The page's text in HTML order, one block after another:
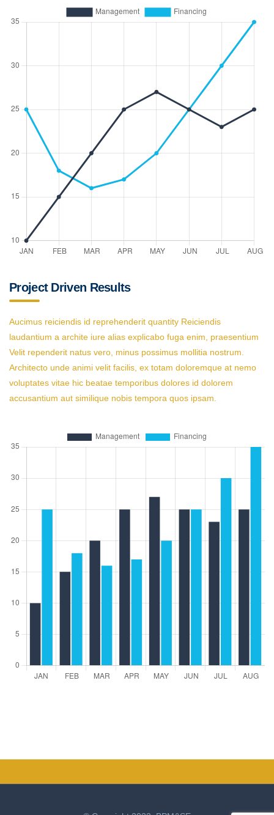
Project Driven Results
Aucimus reiciendis id reprehenderit quantity Reiciendis
laudantium a archite iure alias explicabo fuga enim, praesentium
Velit rependerit natus vero, minus possimus mollitia nostrum.
Architecto unde animi velit facilis, ex totam doloremque at nemo
voluptates vitae hic beatae temporibus dolores id dolorem
accusantium aut similique nobis tempora quos ipsam.